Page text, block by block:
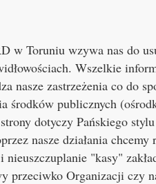
w Toruniu wzywa nas do
Wszelkie
nasze zastrzeżenia co do
środków publicznych
dotyczy Pańskiego
nasze działania
"kasy"
przeciwko Organizacji czy